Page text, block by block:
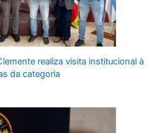
realiza visita institucional à
da categoria